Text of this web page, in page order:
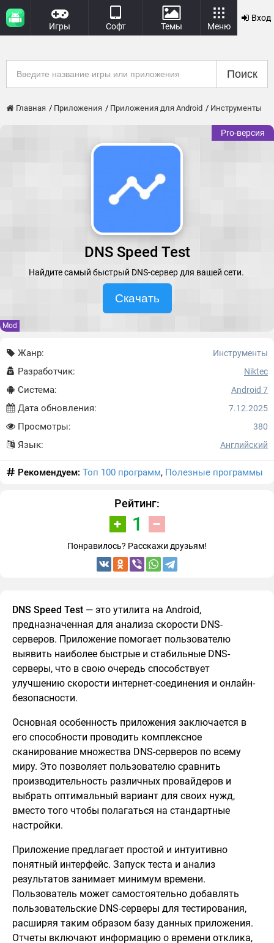
Игры Софт Темы Меню
Вход
Поиск
Главная Приложения Приложения для Android Инструменты
Pro-версия
DNS Speed Test
Найдите самый быстрый DNS-сервер для вашей сети.
Скачать
Mod
Жанр: Инструменты
Разработчик: Niktec
Система: Android 7
Дата обновления: 7.12.2025
Просмотры: 380
Язык: Английский
Рекомендуем: Топ 100 программ, Полезные программы
Рейтинг:
1
Понравилось? Расскажи друзьям!
DNS Speed Test — это утилита на Android,
предназначенная для анализа скорости DNS-
серверов. Приложение помогает пользователю
выявить наиболее быстрые и стабильные DNS-
серверы, что в свою очередь способствует
улучшению скорости интернет-соединения и онлайн-
безопасности.
Основная особенность приложения заключается в
его способности проводить комплексное
сканирование множества DNS-серверов по всему
миру. Это позволяет пользователю сравнить
производительность различных провайдеров и
выбрать оптимальный вариант для своих нужд,
вместо того чтобы полагаться на стандартные
настройки.
Приложение предлагает простой и интуитивно
понятный интерфейс. Запуск теста и анализ
результатов занимает минимум времени.
Пользователь может самостоятельно добавлять
пользовательские DNS-серверы для тестирования,
расширяя таким образом базу данных приложения.
Отчеты включают информацию о времени отклика,